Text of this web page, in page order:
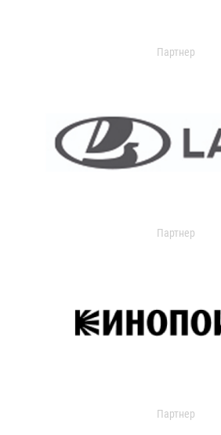
Партнер
Партнер
Партнер